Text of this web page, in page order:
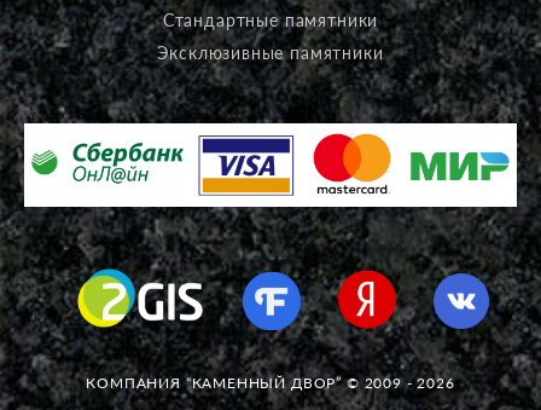
Стандартные памятники
Эксклюзивные памятники
КОМПАНИЯ “КАМЕННЫЙ ДВОР” © 2009 - 2026